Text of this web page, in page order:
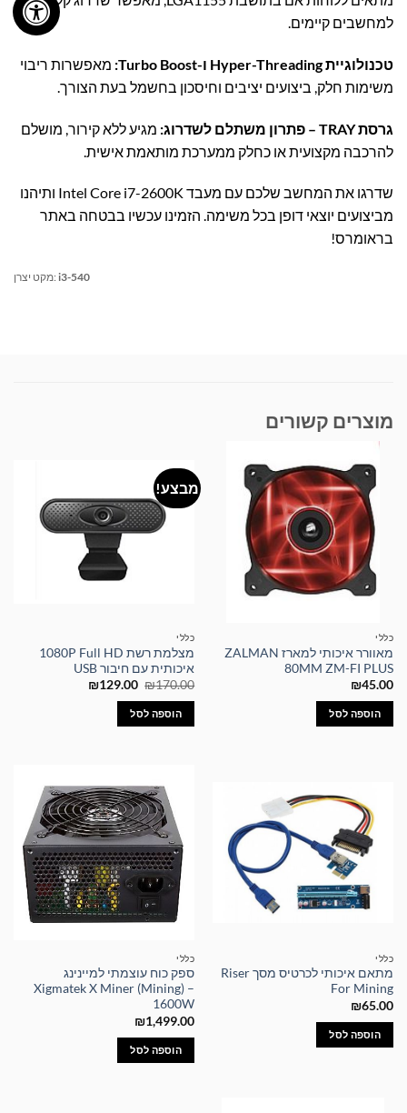
למחשבים קיימים.
טכנולוגיית Hyper-Threading ו-Turbo Boost:
מאפשרות ריבוי
משימות חלק, ביצועים יציבים וחיסכון בחשמל בעת הצורך.
גרסת TRAY – פתרון משתלם לשדרוג:
מגיע ללא קירור, מושלם
להרכבה מקצועית או כחלק ממערכת מותאמת אישית.
שדרגו את המחשב שלכם עם מעבד Intel Core i7-2600K ותיהנו
מביצועים יוצאי דופן בכל משימה. הזמינו עכשיו בבטחה באתר
בראומרס!
מקט יצרן: i3-540
מוצרים קשורים
כללי
מאוורר איכותי למארז ZALMAN
80MM ZM-FI PLUS
₪45.00
הוספה לסל
מבצע!
כללי
מצלמת רשת 1080P Full HD
איכותית עם חיבור USB
₪170.00
המחיר
היה:
₪170.00.
₪129.00
המחיר
הוספה לסל
כללי
מתאם איכותי לכרטיס מסך Riser
For Mining
₪65.00
הוספה לסל
כללי
ספק כוח עוצמתי למיינינג
Xigmatek X Miner (Mining) –
1600W
₪1,499.00
הוספה לסל